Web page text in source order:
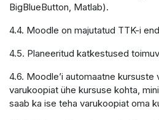
BigBlueButton, Matlab).
4.4. Moodle on majutatud TTK-i
4.5. Planeeritud katkestused
4.6. Moodle’i automaatne
varukoopiat ühe kursuse kohta,
saab ka ise teha varukoopiat oma